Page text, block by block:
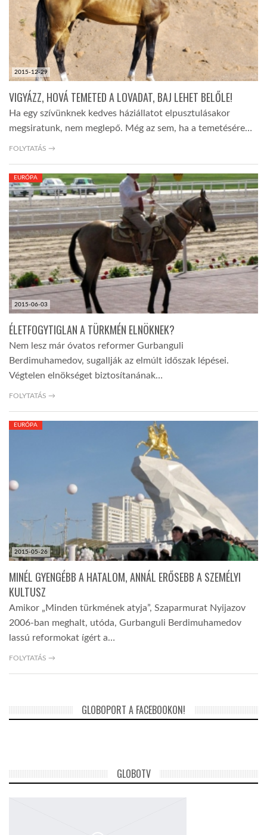
2015-12-29
VIGYÁZZ, HOVÁ TEMETED A LOVADAT, BAJ LEHET BELŐLE!
Ha egy szívünknek kedves háziállatot elpusztulásakor
megsiratunk, nem meglepő. Még az sem, ha a temetésére…
FOLYTATÁS →
2015-06-03
EURÓPA
ÉLETFOGYTIGLAN A TÜRKMÉN ELNÖKNEK?
Nem lesz már óvatos reformer Gurbanguli
Berdimuhamedov, sugallják az elmúlt időszak lépései.
Végtelen elnökséget biztosítanának…
FOLYTATÁS →
2015-05-26
EURÓPA
MINÉL GYENGÉBB A HATALOM, ANNÁL ERŐSEBB A SZEMÉLYI
KULTUSZ
Amikor „Minden türkmének atyja”, Szaparmurat Nyijazov
2006-ban meghalt, utóda, Gurbanguli Berdimuhamedov
lassú reformokat ígért a…
FOLYTATÁS →
GLOBOPORT A FACEBOOKON!
GLOBOTV